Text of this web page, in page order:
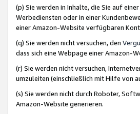
(p) Sie werden in Inhalte, die Sie auf
Werbediensten oder in einer
einer Amazon-Website verfügbaren
(q) Sie werden nicht versuchen, den
dass sich eine Webpage einer Amazon-
(r) Sie werden nicht versuchen,
umzuleiten (einschließlich mit Hilfe von
(s) Sie werden nicht durch Roboter,
Amazon-Website generieren.